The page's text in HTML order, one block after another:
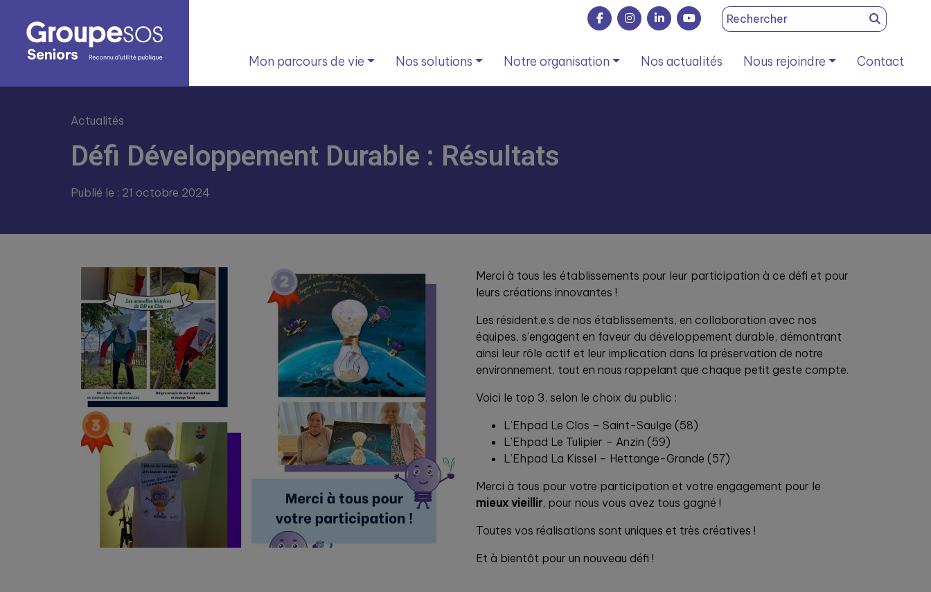
Search
for:
Mon parcours de vie Nos solutions Notre organisation Nos actualités Nous rejoindre Contact
Actualités
Défi Développement Durable : Résultats
Publié le : 21 octobre 2024
Merci à tous les établissements pour leur participation à ce défi et pour
leurs créations innovantes !
Les résident.e.s de nos établissements, en collaboration avec nos
équipes, s’engagent en faveur du développement durable, démontrant
ainsi leur rôle actif et leur implication dans la préservation de notre
environnement, tout en nous rappelant que chaque petit geste compte.
Voici le top 3, selon le choix du public :
L’Ehpad Le Clos – Saint-Saulge (58)
L’Ehpad Le Tulipier – Anzin (59)
L’Ehpad La Kissel – Hettange-Grande (57)
Merci à tous pour votre participation et votre engagement pour le
mieux vieillir, pour nous vous avez tous gagné !
Toutes vos réalisations sont uniques et très créatives !
Et à bientôt pour un nouveau défi !